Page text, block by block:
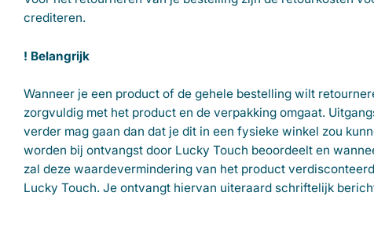
crediteren.
! Belangrijk
Wanneer je een product of de gehele bestelling wilt
zorgvuldig met het product en de verpakking omgaat.
verder mag gaan dan dat je dit in een fysieke winkel zou
worden bij ontvangst door Lucky Touch beoordeelt en
zal deze waardevermindering van het product
Lucky Touch. Je ontvangt hiervan uiteraard schriftelijk